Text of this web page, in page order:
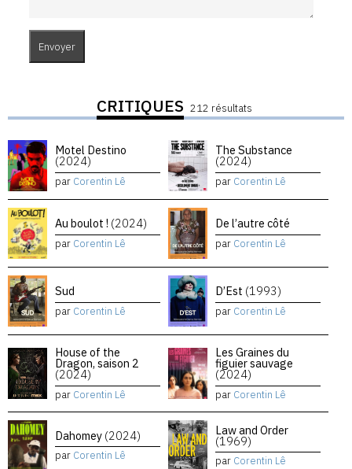
CRITIQUES 212 résultats
Motel Destino
(2024)
par Corentin Lê
The Substance
(2024)
par Corentin Lê
Au boulot ! (2024)
par Corentin Lê
De l’autre côté
par Corentin Lê
Sud
par Corentin Lê
D’Est (1993)
par Corentin Lê
House of the
Dragon, saison 2
(2024)
par Corentin Lê
Les Graines du
figuier sauvage
(2024)
par Corentin Lê
Dahomey (2024)
par Corentin Lê
Law and Order
(1969)
par Corentin Lê